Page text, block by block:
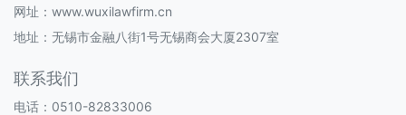
网址： www.wuxilawfirm.cn
地址：无锡市金融八街1号无锡商会大厦2307室
联系我们
电话：0510-82833006